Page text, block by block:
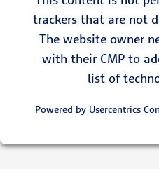
trackers that are not
The website owner
with their CMP to
list of
Powered by Usercentrics